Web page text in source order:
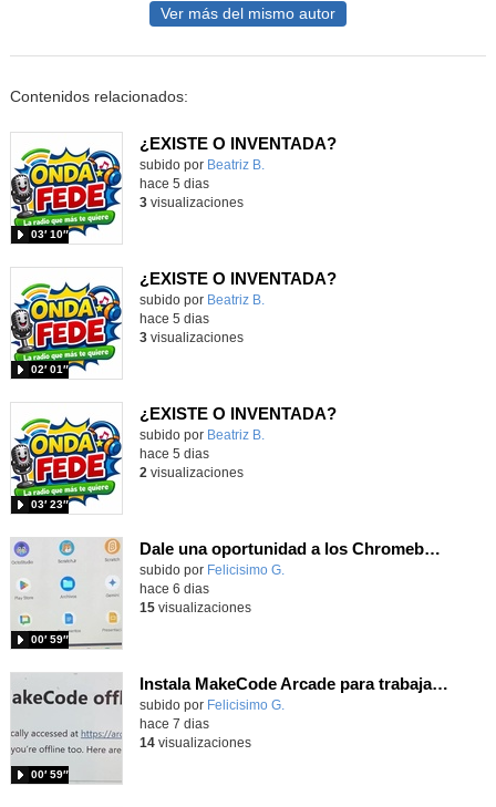
Ver más del mismo autor
Contenidos relacionados:
¿EXISTE O INVENTADA?
Contenido educativo.
subido por Beatriz B.
03′ 10″
hace 5 dias
3visualizaciones
¿EXISTE O INVENTADA?
Contenido educativo.
subido por Beatriz B.
02′ 01″
hace 5 dias
3visualizaciones
¿EXISTE O INVENTADA?
Contenido educativo.
subido por Beatriz B.
03′ 23″
hace 5 dias
2 visualizaciones
Dale una oportunidad a los Chromebooks y utiliza un proyector para realizar talleres si no tienes pantallas táctiles
Contenido educativo.
subido por Felicisimo G.
00′ 59″
hace 6 dias
15visualizaciones
Instala MakeCode Arcade para trabajar offline en tu tablet, ordenador, Chromebook
Contenido educativo.
subido por Felicisimo G.
00′ 59″
hace 7 dias
14visualizaciones